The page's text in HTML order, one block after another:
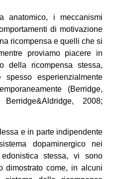
anatomico, i meccanismi
di motivazione
ricompensa e quelli che si
proviamo piacere in
della ricompensa stessa,
esperienzialmente
(Berridge,
2008;
e in parte indipendente
dopaminergico nei
edonistica stessa, vi sono
dimostrato come, in alcuni